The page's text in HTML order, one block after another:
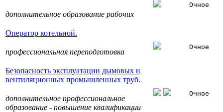
дополнительное образование рабочих
Очное
Оператор котельной.
профессиональная переподготовка
Очное
Безопасность эксплуатации дымовых и
вентиляционных промышленных труб.
дополнительное профессиональное
образование - повышение квалификации
Очное